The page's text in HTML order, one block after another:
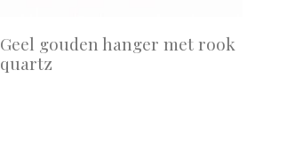
Geel gouden hanger met rook
quartz